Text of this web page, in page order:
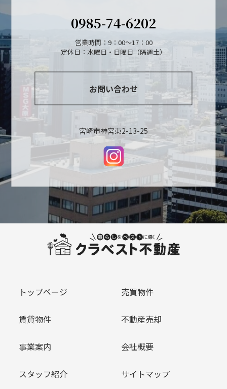
0985-74-6202
営業時間：9：00～17：00
定休日：水曜日・日曜日（隔週土）
お問い合わせ
宮崎市神宮東2-13-25
トップページ 売買物件
賃貸物件 不動産売却
事業案内 会社概要
スタッフ紹介 サイトマップ